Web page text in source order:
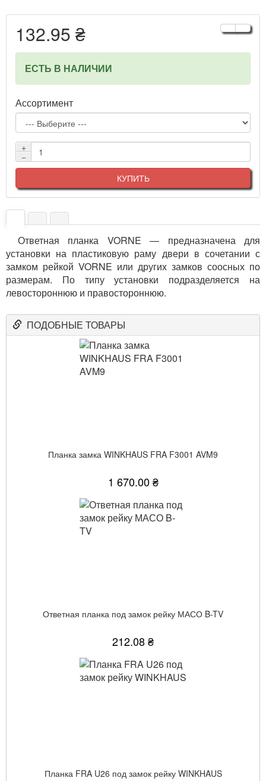
132.95 ₴
ЕСТЬ В НАЛИЧИИ
Ассортимент
+
−
КУПИТЬ
Ответная планка VORNE — предназначена для
установки на пластиковую раму двери в сочетании с
замком рейкой VORNE или других замков соосных по
размерам. По типу установки подразделяется на
левостороннюю и правостороннюю.
ПОДОБНЫЕ ТОВАРЫ
Планка замка WINKHAUS FRA F3001 AVM9
1 670.00 ₴
Ответная планка под замок рейку МАСО B-TV
212.08 ₴
Планка FRA U26 под замок рейку WINKHAUS